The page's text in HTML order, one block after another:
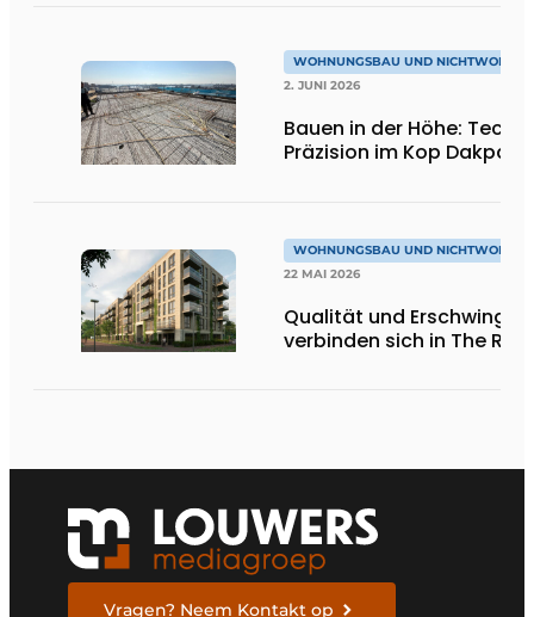
WOHNUNGSBAU UND
2. JUNI 2026
Bauen in der Höhe:
Präzision im Kop Dakpark
WOHNUNGSBAU UND
22 MAI 2026
Qualität und
verbinden sich in The
Vragen? Neem Kontakt op